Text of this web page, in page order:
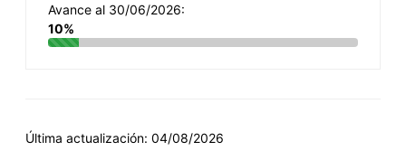
Avance al 30/06/2026:
10%
Última actualización: 04/08/2026